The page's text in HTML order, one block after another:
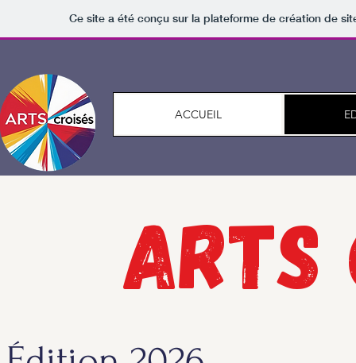
Ce site a été conçu sur la plateforme de création de
ACCUEIL
arts